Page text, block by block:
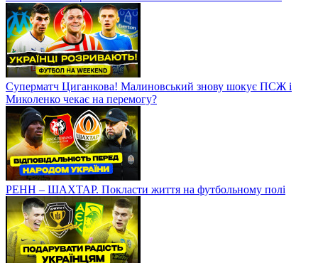
Суперматч Циганкова! Малиновський знову шокує ПСЖ і
Миколенко чекає на перемогу?
РЕНН – ШАХТАР. Покласти життя на футбольному полі